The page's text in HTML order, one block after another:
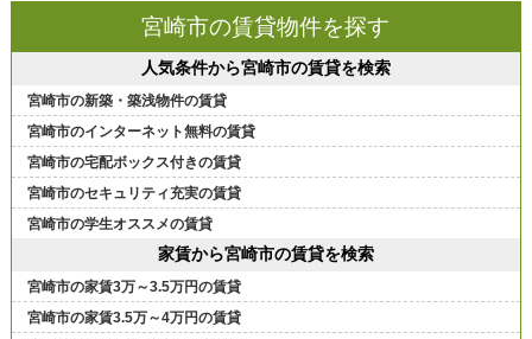
宮崎市の賃貸物件を探す
人気条件から宮崎市の賃貸を検索
宮崎市の新築・築浅物件の賃貸
宮崎市のインターネット無料の賃貸
宮崎市の宅配ボックス付きの賃貸
宮崎市のセキュリティ充実の賃貸
宮崎市の学生オススメの賃貸
家賃から宮崎市の賃貸を検索
宮崎市の家賃3万～3.5万円の賃貸
宮崎市の家賃3.5万～4万円の賃貸